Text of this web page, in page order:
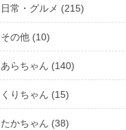
日常・グルメ (215)
その他 (10)
あらちゃん (140)
くりちゃん (15)
たかちゃん (38)